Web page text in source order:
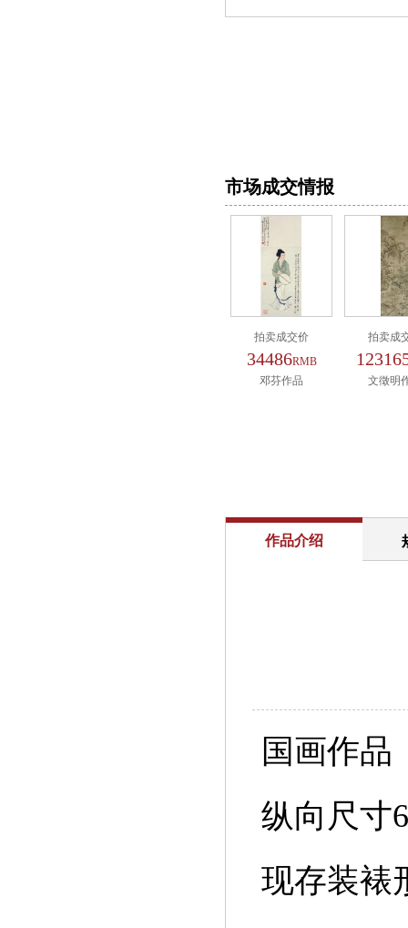
市场成交情报
拍卖成交价
34486RMB
邓芬作品
拍卖成
文徵明
作品介绍
国画作品
纵向尺寸
现存装裱